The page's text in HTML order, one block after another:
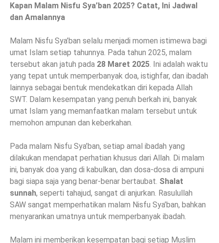
Kapan Malam Nisfu Sya’ban 2025? Catat, Ini Jadwal
dan Amalannya
Malam Nisfu Sya’ban selalu menjadi momen istimewa bagi
umat Islam setiap tahunnya. Pada tahun 2025, malam
tersebut akan jatuh pada 28 Maret 2025 . Ini adalah waktu
yang tepat untuk memperbanyak doa, istighfar, dan ibadah
lainnya sebagai bentuk mendekatkan diri kepada Allah
SWT. Dalam kesempatan yang penuh berkah ini, banyak
umat Islam yang memanfaatkan malam tersebut untuk
memohon ampunan dan keberkahan.
Pada malam Nisfu Sya’ban, setiap amal ibadah yang
dilakukan mendapat perhatian khusus dari Allah. Di malam
ini, banyak doa yang di kabulkan, dan dosa-dosa di ampuni
bagi siapa saja yang benar-benar bertaubat. Shalat
sunnah, seperti tahajud, sangat di anjurkan. Rasulullah
SAW sangat memperhatikan malam Nisfu Sya’ban, bahkan
menyarankan umatnya untuk memperbanyak ibadah.
Malam ini memberikan kesempatan bagi setiap Muslim